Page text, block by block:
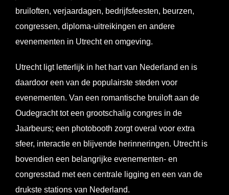
bruiloften, verjaardagen, bedrijfsfeesten, beurzen,
congressen, diploma-uitreikingen en andere
evenementen in Utrecht en omgeving.
Utrecht ligt letterlijk in het hart van Nederland en is
daardoor een van de populairste steden voor
evenementen. Van een romantische bruiloft aan de
Oudegracht tot een grootschalig congres in de
Jaarbeurs; een photobooth zorgt overal voor extra
sfeer, interactie en blijvende herinneringen. Utrecht is
bovendien een belangrijke evenementen- en
congresstad met een centrale ligging en een van de
drukste stations van Nederland.